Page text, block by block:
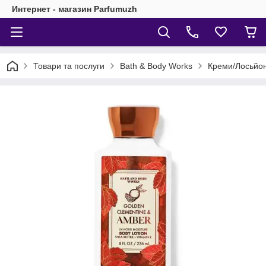
Интернет - магазин Parfumuzh
Товари та послуги Bath & Body Works Креми/